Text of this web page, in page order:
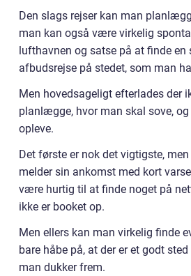
Den slags rejser kan man
man kan også være virkelig
lufthavnen og satse på at finde
afbudsrejse på stedet, som man
Men hovedsageligt efterlades der
planlægge, hvor man skal sove,
opleve.
Det første er nok det vigtigste,
melder sin ankomst med kort
være hurtig til at finde noget på
ikke er booket op.
Men ellers kan man virkelig finde
bare håbe på, at der er et godt
man dukker frem.